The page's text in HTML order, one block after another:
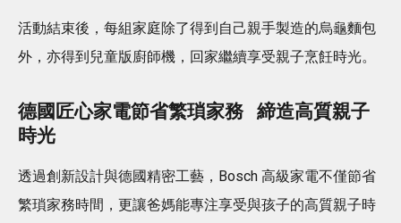
活動結束後，每組家庭除了得到自己親手製造的烏龜麵包
外，亦得到兒童版廚師機，回家繼續享受親子烹飪時光。
德國匠心家電節省繁瑣家務 締造高質親子
時光
透過創新設計與德國精密工藝，Bosch 高級家電不僅節省
繁瑣家務時間，更讓爸媽能專注享受與孩子的高質親子時